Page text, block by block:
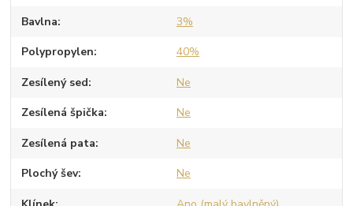
Bavlna 3%
Polypropylen 40%
Zesílený sed Ne
Zesílená špička Ne
Zesílená pata Ne
Plochý šev Ne